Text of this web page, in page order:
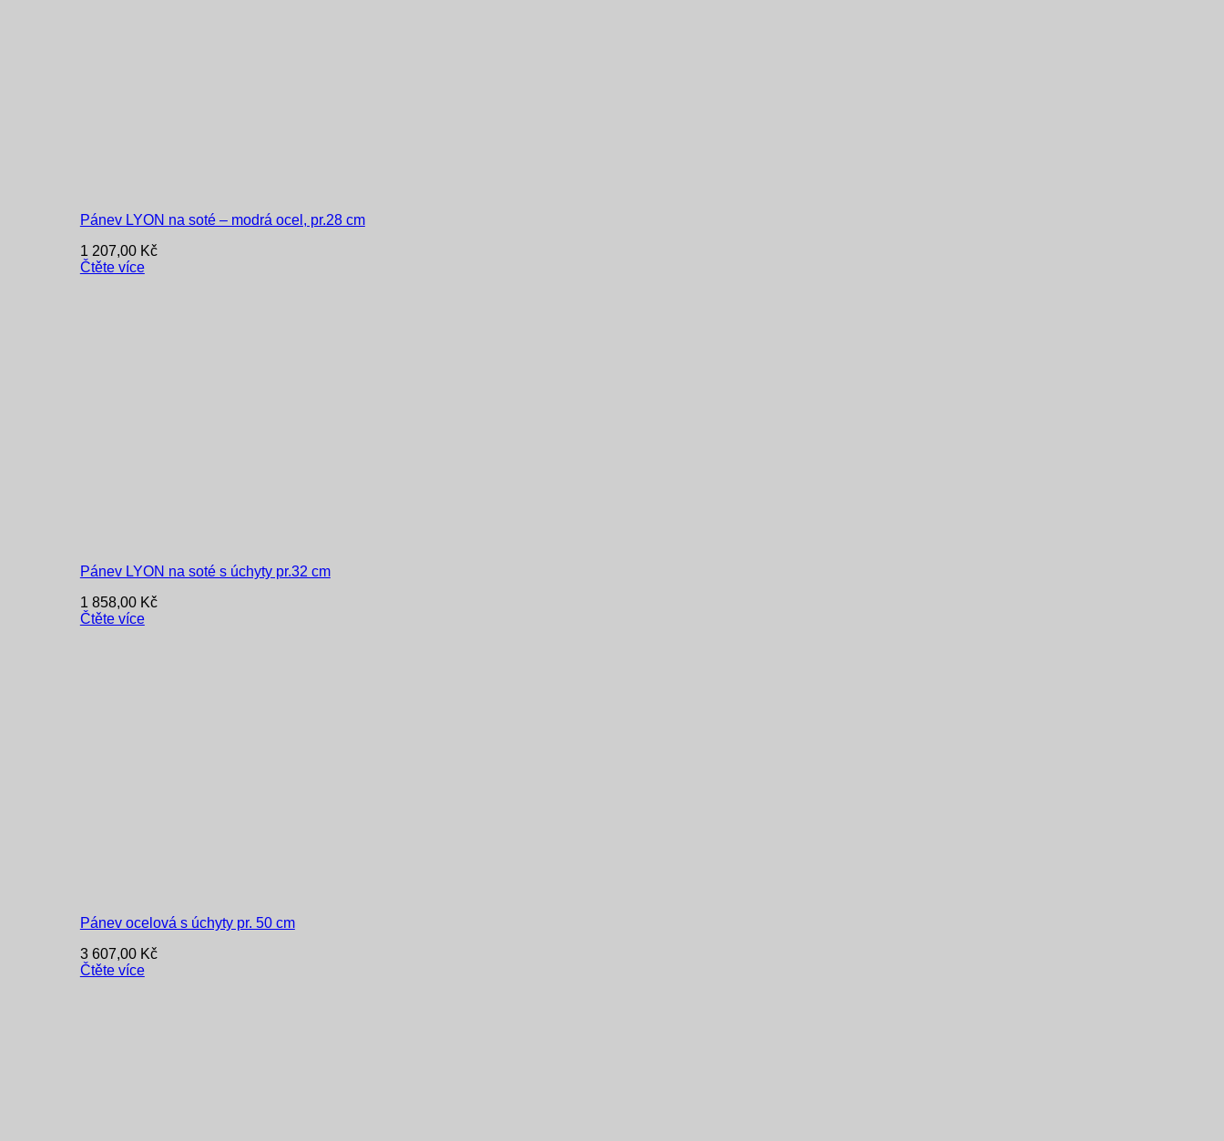
Pánev LYON na soté – modrá ocel, pr.28 cm
1 207,00 Kč
Čtěte více
Pánev LYON na soté s úchyty pr.32 cm
1 858,00 Kč
Čtěte více
Pánev ocelová s úchyty pr. 50 cm
3 607,00 Kč
Čtěte více